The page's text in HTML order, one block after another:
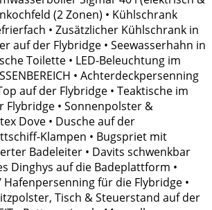
(2 Zonen) • Kühlschrank
• Zusätzlicher Kühlschrank in
auf der Flybridge • Seewasserhahn in
Toilette • LED-Beleuchtung im
• Achterdeckpersenning
auf der Flybridge • Teaktische im
Flybridge • Sonnenpolster &
Dove • Dusche auf der
Klampen • Bugspriet mit
Badeleiter • Davits schwenkbar
Dinghys auf die Badeplattform •
für die Flybridge •
Tisch & Steuerstand auf der